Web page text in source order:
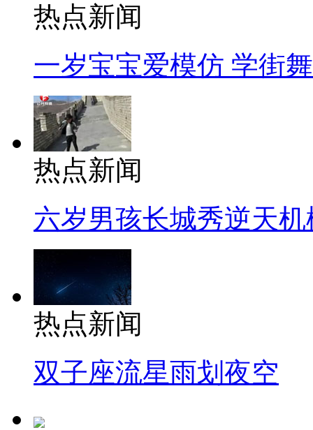
热点新闻
一岁宝宝爱模仿 学街
热点新闻
六岁男孩长城秀逆天机
热点新闻
双子座流星雨划夜空